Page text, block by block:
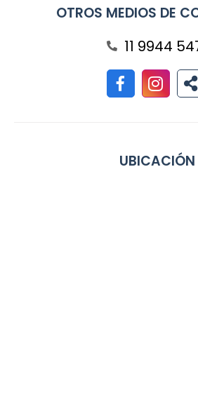
OTROS MEDIOS DE
11 9944
UBICACIÓN